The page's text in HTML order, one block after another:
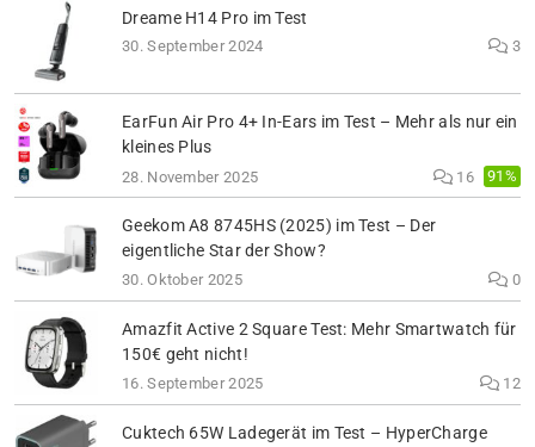
Dreame H14 Pro im Test
30. September 2024 3
EarFun Air Pro 4+ In-Ears im Test – Mehr als nur ein
kleines Plus
28. November 2025 16 91%
Geekom A8 8745HS (2025) im Test – Der
eigentliche Star der Show?
30. Oktober 2025 0
Amazfit Active 2 Square Test: Mehr Smartwatch für
150€ geht nicht!
16. September 2025 12
Cuktech 65W Ladegerät im Test – HyperCharge